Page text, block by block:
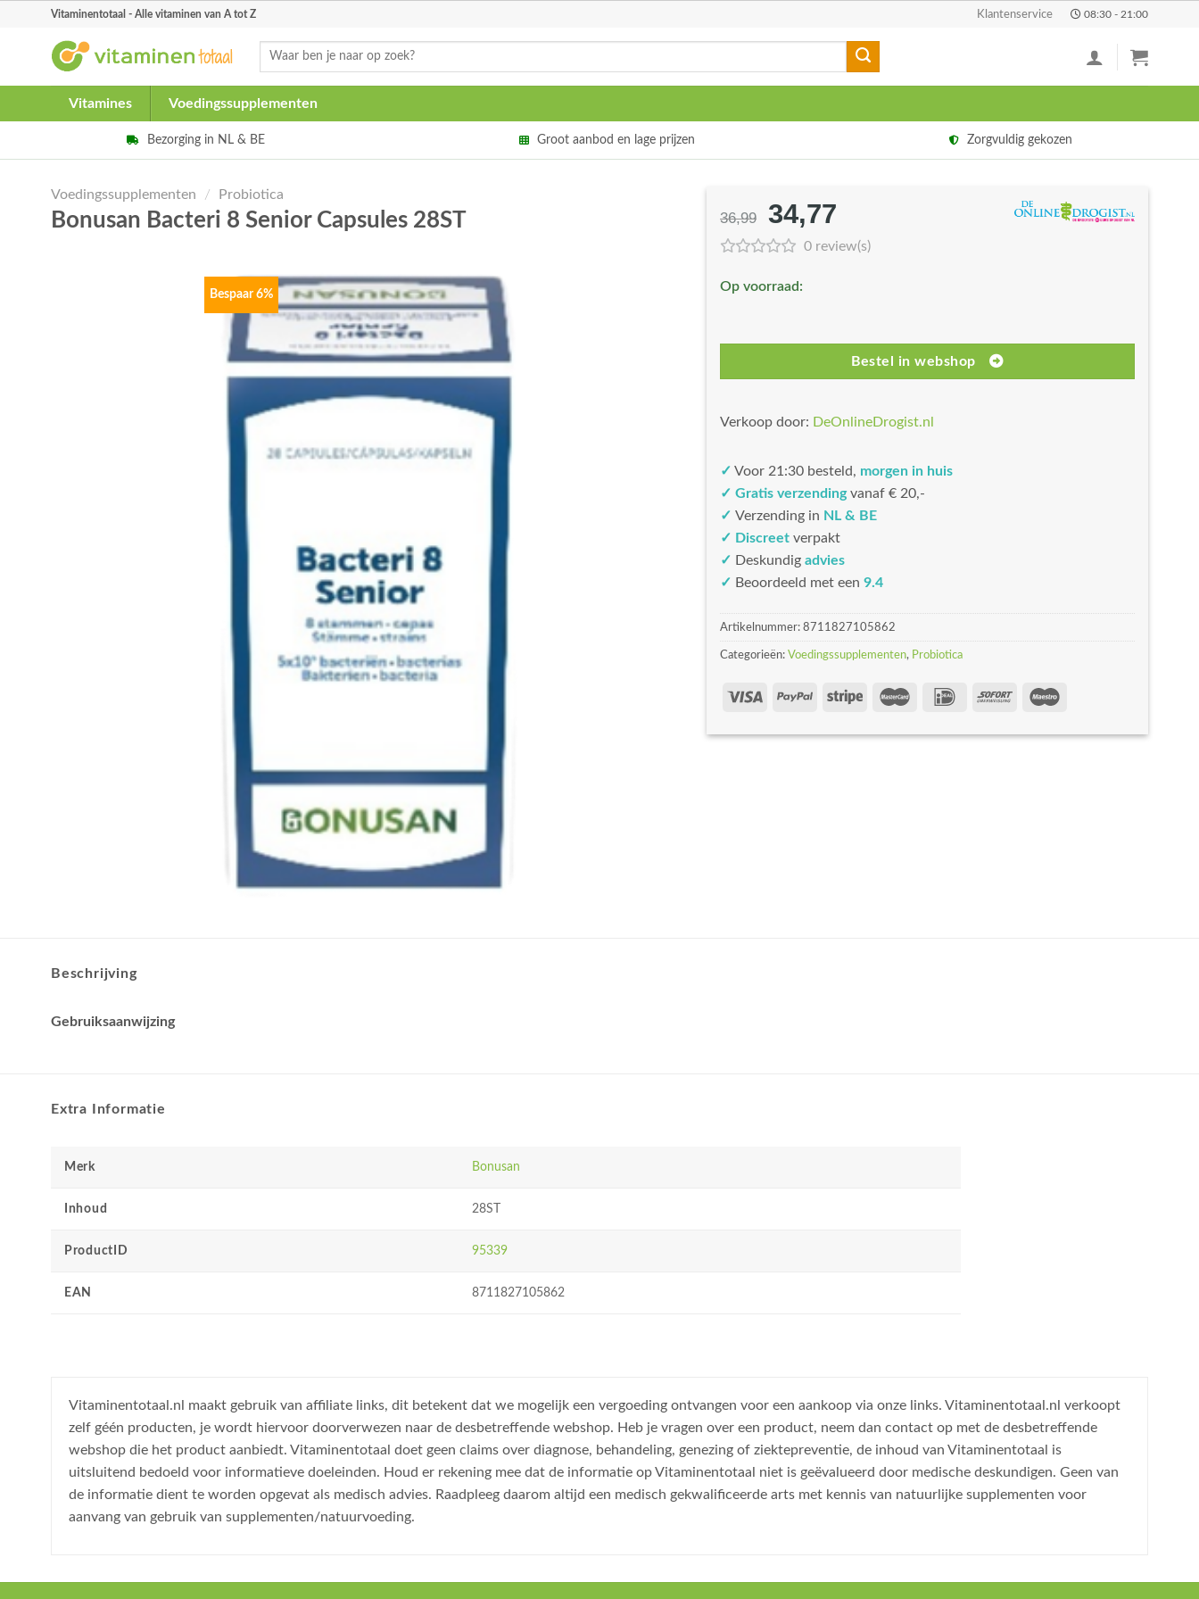
Vitaminentotaal - Alle vitaminen van A tot Z Klantenservice 08:30 - 21:00
Zoeken
Vitamines Voedingssupplementen
Bezorging in NL & BE Groot aanbod en lage prijzen Zorgvuldig gekozen
Voedingssupplementen / Probiotica
Bonusan Bacteri 8 Senior Capsules 28ST
Bespaar 6%
36,99
Oorspronkelijke
prijs
€36,99.
34,77
prijs
0 review(s)
Op voorraad:
Bestel in webshop
Verkoop door: DeOnlineDrogist.nl
✓ Voor 21:30 besteld, morgen in huis
✓ Gratis verzendingvanaf € 20,-
✓ Verzending in NL & BE
✓ Discreet verpakt
✓ Deskundig advies
✓ Beoordeeld met een 9.4
Artikelnummer: 8711827105862
Categorieën: Voedingssupplementen, Probiotica
Beschrijving
Gebruiksaanwijzing
Extra Informatie
Merk Bonusan
Inhoud 28ST
ProductID 95339
EAN 8711827105862
Vitaminentotaal.nl maakt gebruik van affiliate links, dit betekent dat we mogelijk een vergoeding ontvangen voor een aankoop via onze links. Vitaminentotaal.nl verkoopt
zelf géén producten, je wordt hiervoor doorverwezen naar de desbetreffende webshop. Heb je vragen over een product, neem dan contact op met de desbetreffende
webshop die het product aanbiedt. Vitaminentotaal doet geen claims over diagnose, behandeling, genezing of ziektepreventie, de inhoud van Vitaminentotaal is
uitsluitend bedoeld voor informatieve doeleinden. Houd er rekening mee dat de informatie op Vitaminentotaal niet is geëvalueerd door medische deskundigen. Geen van
de informatie dient te worden opgevat als medisch advies. Raadpleeg daarom altijd een medisch gekwalificeerde arts met kennis van natuurlijke supplementen voor
aanvang van gebruik van supplementen/natuurvoeding.